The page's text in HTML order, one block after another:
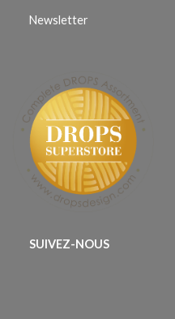
Newsletter
SUIVEZ-NOUS